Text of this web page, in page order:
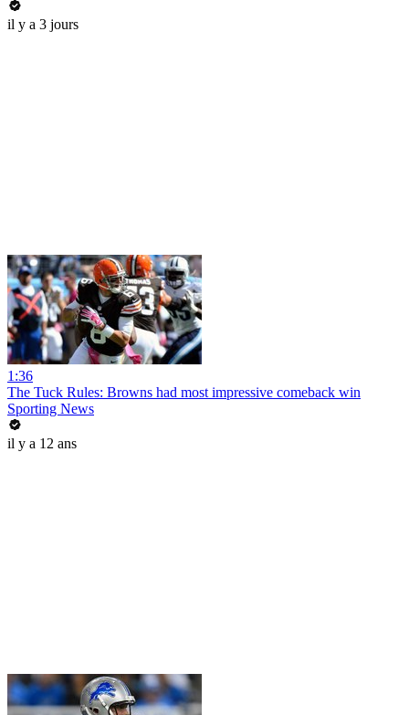
il y a 3 jours
1:36
The Tuck Rules: Browns had most impressive comeback win
Sporting News
il y a 12 ans